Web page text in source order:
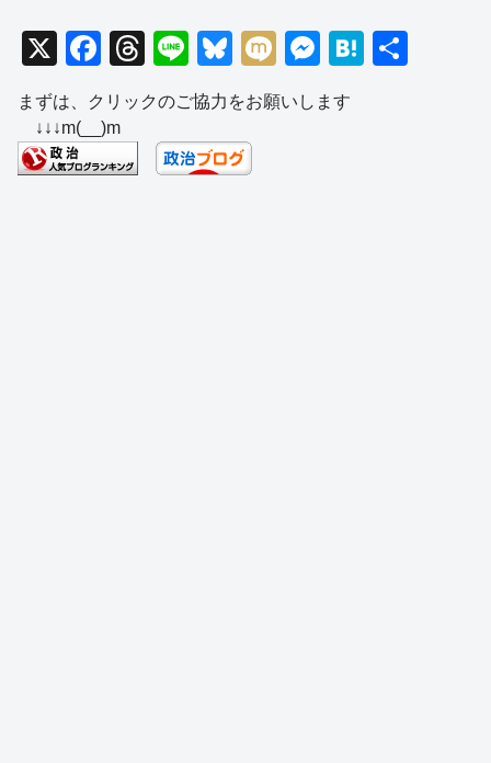
X
F
a
c
e
b
T
hr
e
a
d
Li
n
e
Bl
u
e
sk
y
M
ixi
M
e
ss
H
まずは、クリックのご協力をお願いします
↓↓↓m(__)m